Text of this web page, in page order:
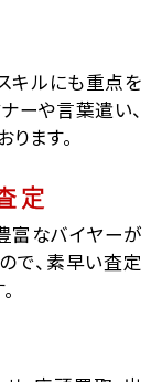
キルにも重点を
ーや言葉遣い、
ます。
定
富なバイヤーが
で、素早い査定